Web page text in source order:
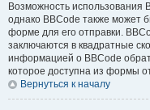
Возможность использования
однако BBCode также может
форме для его отправки.
заключаются в квадратные
информацией о BBCode
которое доступна из формы
Вернуться к началу